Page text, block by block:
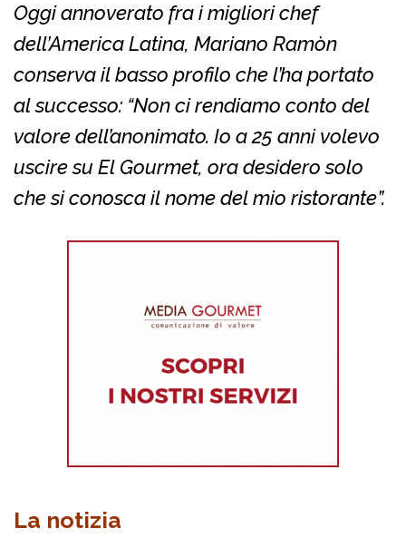
Oggi annoverato fra i migliori chef
dell’America Latina, Mariano Ramòn
conserva il basso profilo che l’ha portato
al successo: “Non ci rendiamo conto del
valore dell’anonimato. Io a 25 anni volevo
uscire su El Gourmet, ora desidero solo
che si conosca il nome del mio ristorante”.
La notizia